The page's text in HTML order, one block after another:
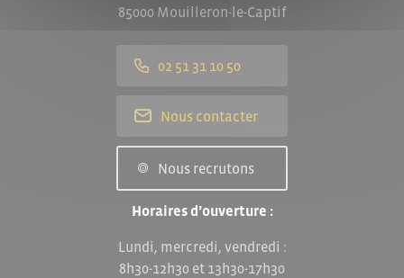
85000 Mouilleron-le-Captif
02 51 31 10 50
Nous contacter
Nous recrutons
Horaires d’ouverture :
Lundi, mercredi, vendredi :
8h30-12h30 et 13h30-17h30